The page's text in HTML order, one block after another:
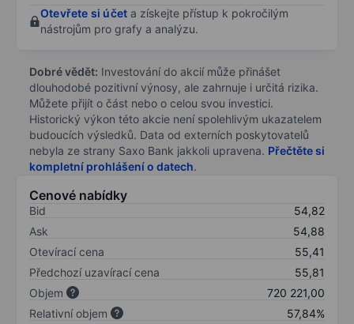
Otevřete si účet a získejte přístup k pokročilým
nástrojům pro grafy a analýzu.
Dobré vědět: Investování do akcií může přinášet
dlouhodobé pozitivní výnosy, ale zahrnuje i určitá rizika.
Můžete přijít o část nebo o celou svou investici.
Historický výkon této akcie není spolehlivým ukazatelem
budoucích výsledků. Data od externích poskytovatelů
nebyla ze strany Saxo Bank jakkoli upravena. Přečtěte si
kompletní prohlášení o datech.
Cenové nabídky
Bid
54,82
Ask
54,88
Otevírací cena
55,41
Předchozí uzavírací cena
55,81
Objem
720 221,00
Relativní objem
57,84%